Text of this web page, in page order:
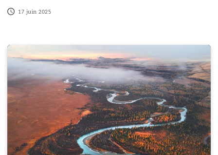
17 juin 2025
Employers and the vicious landscape of vicarious